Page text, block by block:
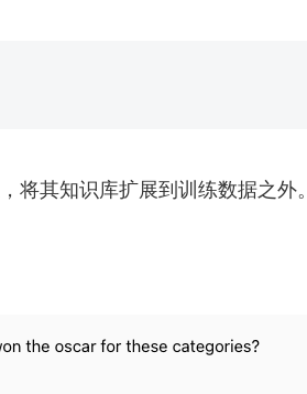
将其知识库扩展到训练数据之外。